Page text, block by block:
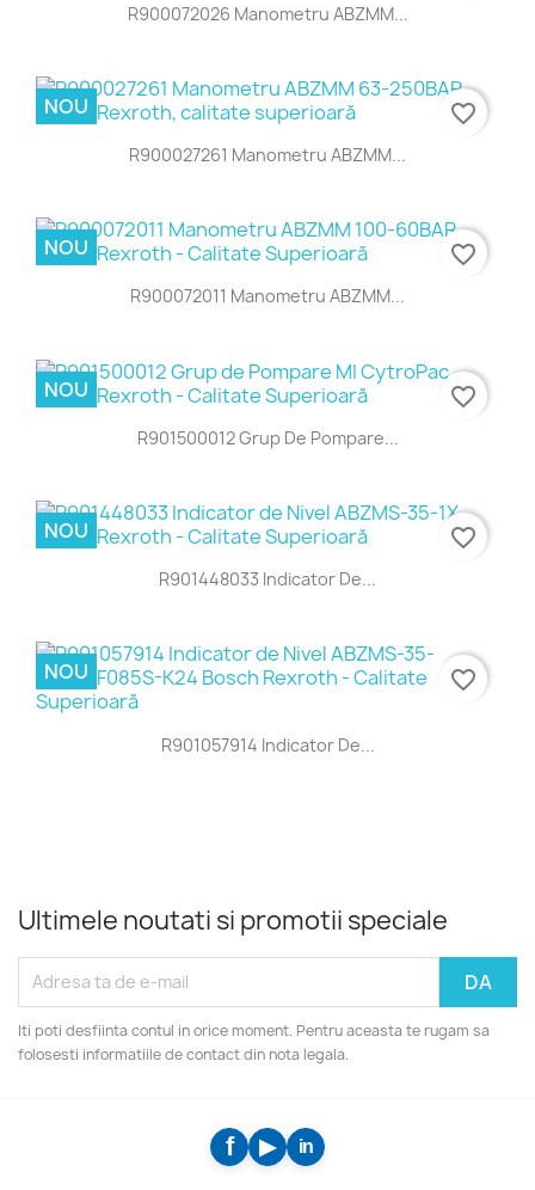
R900072026 Manometru ABZMM...
R900027261 Manometru ABZMM...
NOU favorite_border
R900072011 Manometru ABZMM...
NOU favorite_border
R901500012 Grup De Pompare...
NOU favorite_border
R901448033 Indicator De...
NOU favorite_border
R901057914 Indicator De...
NOU favorite_border
Ultimele noutati si promotii speciale
Iti poti desfiinta contul in orice moment. Pentru aceasta te rugam sa
folosesti informatiile de contact din nota legala.